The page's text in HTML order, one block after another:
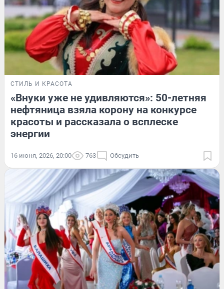
СТИЛЬ И КРАСОТА
«Внуки уже не удивляются»: 50-летняя
нефтяница взяла корону на конкурсе
красоты и рассказала о всплеске
энергии
16 июня, 2026, 20:00 763 Обсудить